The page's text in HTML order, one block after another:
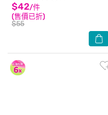
$42/件
(售價已折)
$55